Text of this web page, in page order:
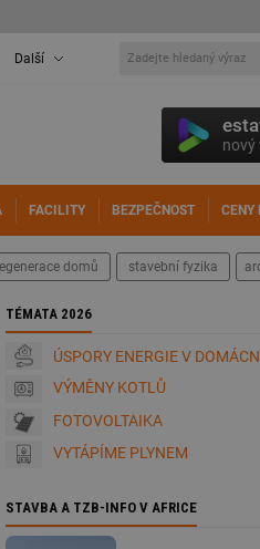
Další
nový
FACILITY BEZPEČNOST CENY
domů stavební fyzika
TÉMATA 2026
ÚSPORY ENERGIE V
VÝMĚNY KOTLŮ
FOTOVOLTAIKA
VYTÁPÍME PLYNEM
STAVBA A TZB-INFO V AFRICE